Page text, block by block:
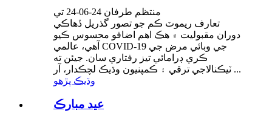
منتظم طرفان 24-06-24 تي
تعارف ريموٽ ڪم جو تصور گذريل ڏهاڪي
دوران مقبوليت ۾ هڪ اهم اضافو محسوس ڪيو
آهي، عالمي COVID-19 جي وبائي مرض جي
ڪري ڊرامائي تيز رفتاري سان. جيئن ته
ٽيڪنالاجي ترقي ۽ ڪمپنيون وڌيڪ لچڪدار، آر ...
وڌيڪ پڙهو
عيد مبارڪ